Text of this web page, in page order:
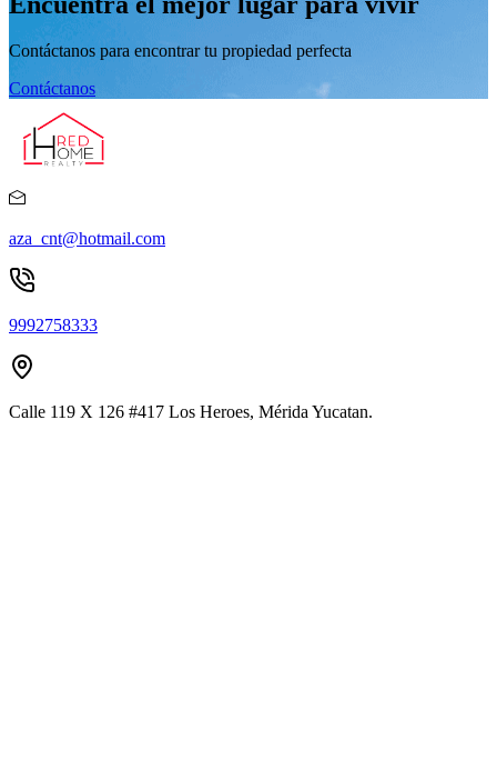
Contáctanos para encontrar tu propiedad perfecta
Contáctanos
aza_cnt@hotmail.com
9992758333
Calle 119 X 126 #417 Los Heroes, Mérida Yucatan.